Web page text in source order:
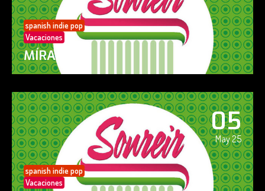
spanish indie pop
Vacaciones
MÍRAME
05
May 25
spanish indie pop
Vacaciones